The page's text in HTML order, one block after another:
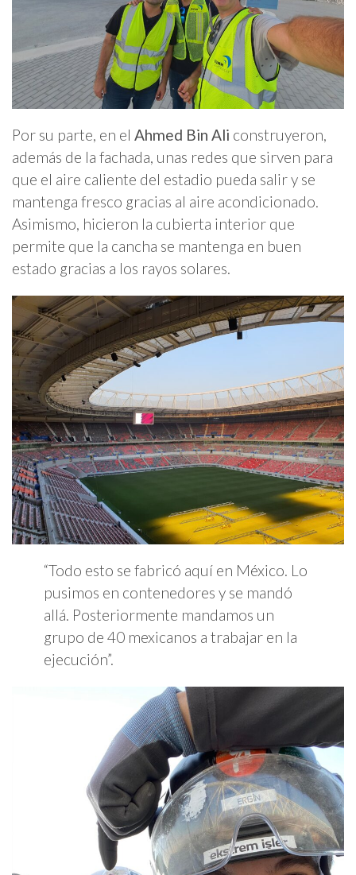
Por su parte, en el Ahmed Bin Ali construyeron,
además de la fachada, unas redes que sirven para
que el aire caliente del estadio pueda salir y se
mantenga fresco gracias al aire acondicionado.
Asimismo, hicieron la cubierta interior que
permite que la cancha se mantenga en buen
estado gracias a los rayos solares.
“Todo esto se fabricó aquí en México. Lo
pusimos en contenedores y se mandó
allá. Posteriormente mandamos un
grupo de 40 mexicanos a trabajar en la
ejecución”.